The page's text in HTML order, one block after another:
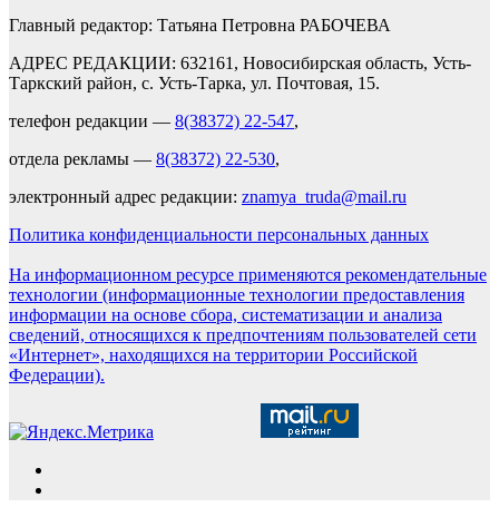
Главный редактор: Татьяна Петровна РАБОЧЕВА
АДРЕС РЕДАКЦИИ: 632161, Новосибирская область, Усть-
Таркский район, с. Усть-Тарка, ул. Почтовая, 15.
телефон редакции — 8(38372) 22-547,
отдела рекламы — 8(38372) 22-530,
электронный адрес редакции: znamya_truda@mail.ru
Политика конфиденциальности персональных данных
На информационном ресурсе применяются рекомендательные
технологии (информационные технологии предоставления
информации на основе сбора, систематизации и анализа
сведений, относящихся к предпочтениям пользователей сети
«Интернет», находящихся на территории Российской
Федерации).